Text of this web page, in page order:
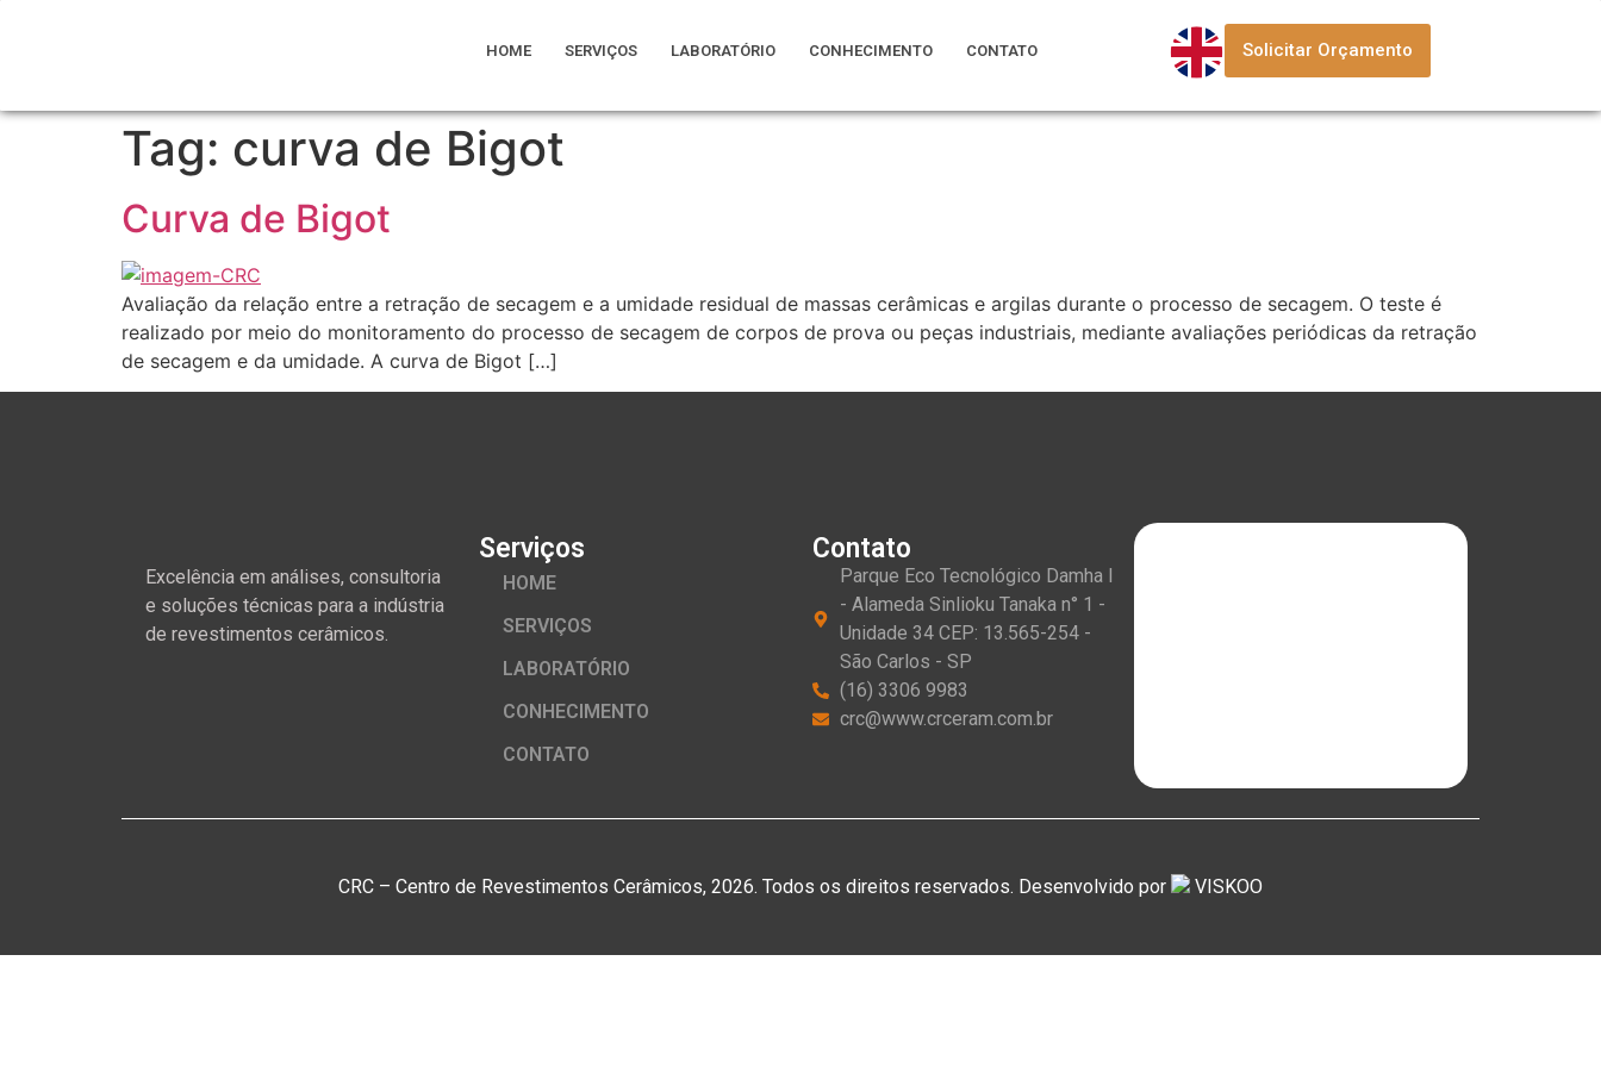
HOME SERVIÇOS LABORATÓRIO CONHECIMENTO CONTATO Solicitar Orçamento
Tag: curva de Bigot
Curva de Bigot
Avaliação da relação entre a retração de secagem e a umidade residual de massas cerâmicas e argilas durante o processo de secagem. O teste é
realizado por meio do monitoramento do processo de secagem de corpos de prova ou peças industriais, mediante avaliações periódicas da retração
de secagem e da umidade. A curva de Bigot […]
Excelência em análises, consultoria
e soluções técnicas para a indústria
de revestimentos cerâmicos.
Serviços
HOME
SERVIÇOS
LABORATÓRIO
CONHECIMENTO
CONTATO
Contato
Parque Eco Tecnológico Damha I
- Alameda Sinlioku Tanaka n° 1 -
Unidade 34 CEP: 13.565-254 -
São Carlos - SP
(16) 3306 9983
crc@www.crceram.com.br
CRC – Centro de Revestimentos Cerâmicos, 2026. Todos os direitos reservados. Desenvolvido por VISKOO